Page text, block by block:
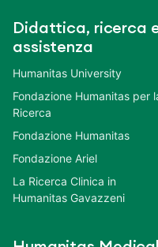
Didattica, ricerca
assistenza
Humanitas University
Fondazione Humanitas per
Ricerca
Fondazione Humanitas
Fondazione Ariel
La Ricerca Clinica in
Humanitas Gavazzeni